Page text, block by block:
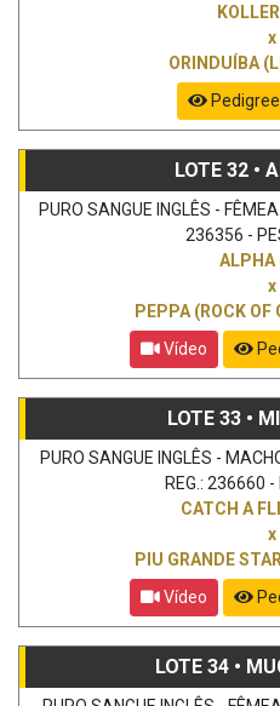
x
ORINDUÍBA
LOTE 32 •
PURO SANGUE INGLÊS -
236356 -
ALPHA
x
PEPPA (ROCK OF
Vídeo
LOTE 33 •
PURO SANGUE INGLÊS -
REG.: 236660 -
CATCH A
x
PIU GRANDE
Vídeo
LOTE 34 •